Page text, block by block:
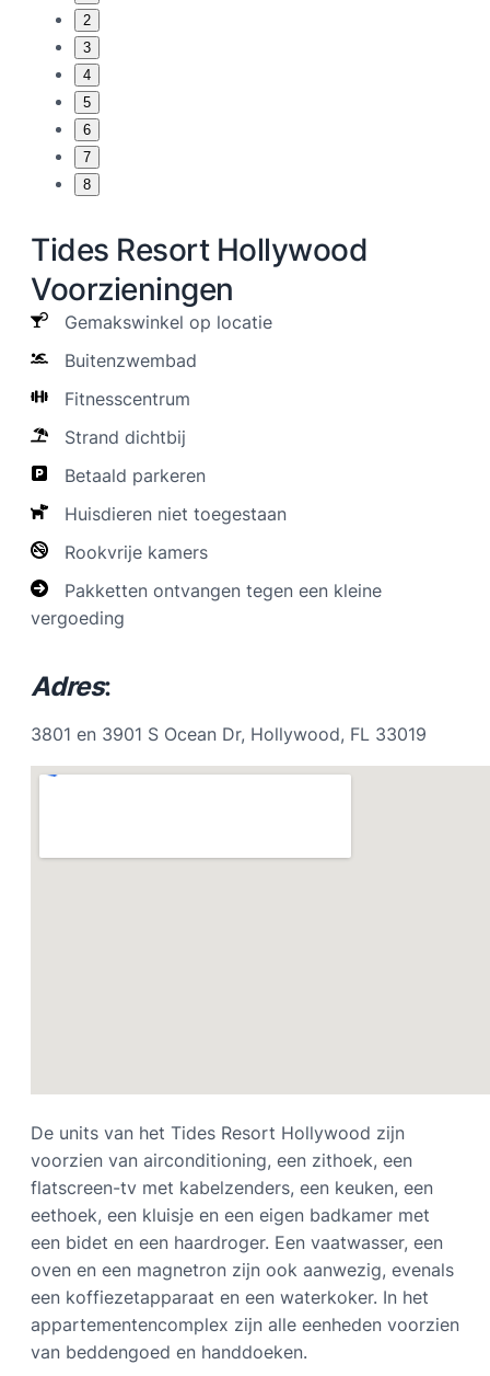
2
3
4
5
6
7
8
Tides Resort Hollywood
Voorzieningen
Gemakswinkel op locatie
Buitenzwembad
Fitnesscentrum
Strand dichtbij
Betaald parkeren
Huisdieren niet toegestaan
Rookvrije kamers
Pakketten ontvangen tegen een kleine
vergoeding
Adres:
3801 en 3901 S Ocean Dr, Hollywood, FL 33019
De units van het Tides Resort Hollywood zijn
voorzien van airconditioning, een zithoek, een
flatscreen-tv met kabelzenders, een keuken, een
eethoek, een kluisje en een eigen badkamer met
een bidet en een haardroger. Een vaatwasser, een
oven en een magnetron zijn ook aanwezig, evenals
een koffiezetapparaat en een waterkoker. In het
appartementencomplex zijn alle eenheden voorzien
van beddengoed en handdoeken.